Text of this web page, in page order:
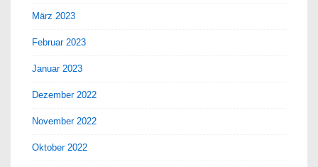
März 2023
Februar 2023
Januar 2023
Dezember 2022
November 2022
Oktober 2022